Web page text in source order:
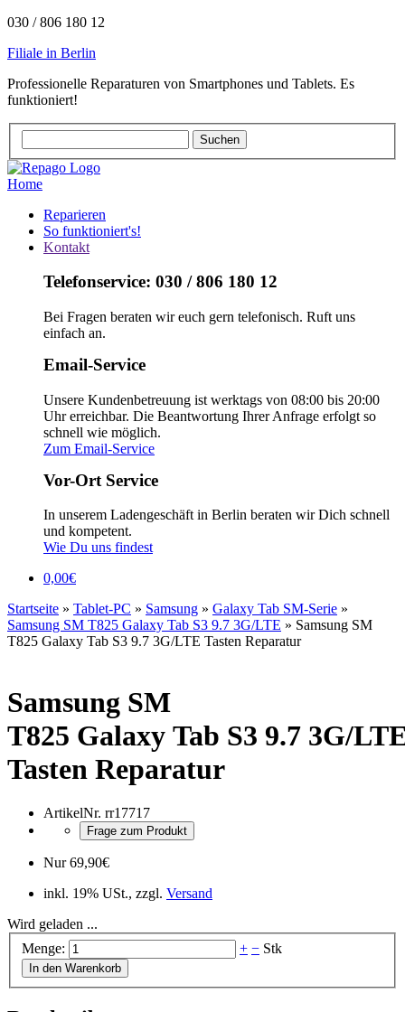
030 / 806 180 12
Filiale in Berlin
Professionelle Reparaturen von Smartphones und Tablets. Es
funktioniert!
Home
Reparieren
So funktioniert's!
Kontakt
Telefonservice: 030 / 806 180 12
Bei Fragen beraten wir euch gern telefonisch. Ruft uns
einfach an.
Email-Service
Unsere Kundenbetreuung ist werktags von 08:00 bis 20:00
Uhr erreichbar. Die Beantwortung Ihrer Anfrage erfolgt so
schnell wie möglich.
Zum Email-Service
Vor-Ort Service
In unserem Ladengeschäft in Berlin beraten wir Dich schnell
und kompetent.
Wie Du uns findest
0,00€
Startseite » Tablet-PC » Samsung » Galaxy Tab SM-Serie »
Samsung SM T825 Galaxy Tab S3 9.7 3G/LTE » Samsung SM
T825 Galaxy Tab S3 9.7 3G/LTE Tasten Reparatur
Samsung SM
T825 Galaxy Tab S3 9.7 3G/
Tasten Reparatur
ArtikelNr. rr17717
Frage zum Produkt
Nur69,90€
inkl. 19% USt., zzgl. Versand
Wird geladen ...
Menge:
+ − Stk
In den Warenkorb